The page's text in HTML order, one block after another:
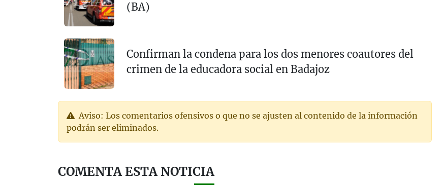
(BA)
Confirman la condena para los dos menores coautores del
crimen de la educadora social en Badajoz
Aviso: Los comentarios ofensivos o que no se ajusten al contenido de la información
podrán ser eliminados.
COMENTA ESTA NOTICIA